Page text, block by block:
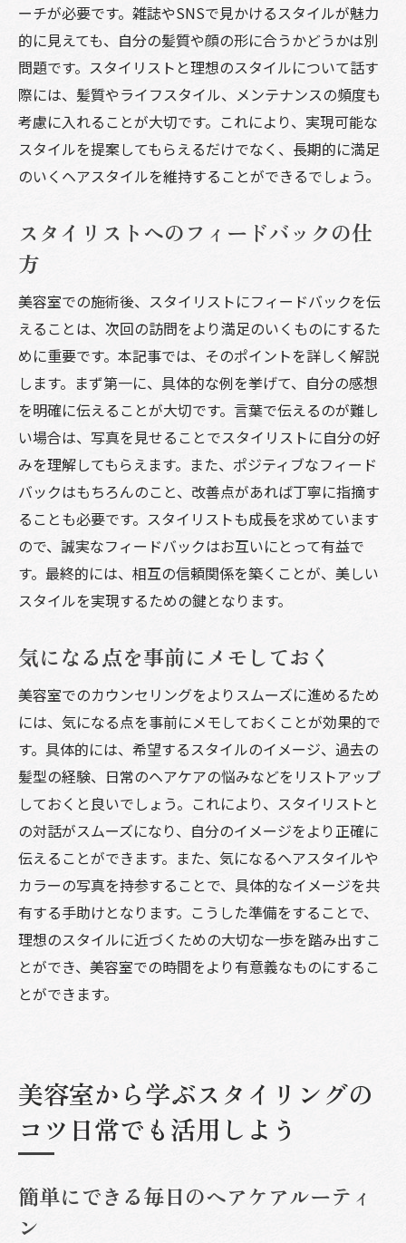
ーチが必要です。雑誌やSNSで見かけるスタイルが魅力
的に見えても、自分の髪質や顔の形に合うかどうかは別
問題です。スタイリストと理想のスタイルについて話す
際には、髪質やライフスタイル、メンテナンスの頻度も
考慮に入れることが大切です。これにより、実現可能な
スタイルを提案してもらえるだけでなく、長期的に満足
のいくヘアスタイルを維持することができるでしょう。
スタイリストへのフィードバックの仕
方
美容室での施術後、スタイリストにフィードバックを伝
えることは、次回の訪問をより満足のいくものにするた
めに重要です。本記事では、そのポイントを詳しく解説
します。まず第一に、具体的な例を挙げて、自分の感想
を明確に伝えることが大切です。言葉で伝えるのが難し
い場合は、写真を見せることでスタイリストに自分の好
みを理解してもらえます。また、ポジティブなフィード
バックはもちろんのこと、改善点があれば丁寧に指摘す
ることも必要です。スタイリストも成長を求めています
ので、誠実なフィードバックはお互いにとって有益で
す。最終的には、相互の信頼関係を築くことが、美しい
スタイルを実現するための鍵となります。
気になる点を事前にメモしておく
美容室でのカウンセリングをよりスムーズに進めるため
には、気になる点を事前にメモしておくことが効果的で
す。具体的には、希望するスタイルのイメージ、過去の
髪型の経験、日常のヘアケアの悩みなどをリストアップ
しておくと良いでしょう。これにより、スタイリストと
の対話がスムーズになり、自分のイメージをより正確に
伝えることができます。また、気になるヘアスタイルや
カラーの写真を持参することで、具体的なイメージを共
有する手助けとなります。こうした準備をすることで、
理想のスタイルに近づくための大切な一歩を踏み出すこ
とができ、美容室での時間をより有意義なものにするこ
とができます。
美容室から学ぶスタイリングの
コツ日常でも活用しよう
簡単にできる毎日のヘアケアルーティ
ン